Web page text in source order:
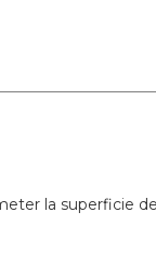
la superficie